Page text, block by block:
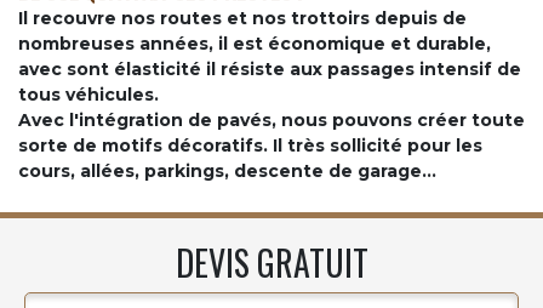
Il recouvre nos routes et nos trottoirs depuis de
nombreuses années, il est économique et durable,
avec sont élasticité il résiste aux passages intensif de
tous véhicules.
Avec l'intégration de pavés, nous pouvons créer toute
sorte de motifs décoratifs. Il très sollicité pour les
cours, allées, parkings, descente de garage...
DEVIS GRATUIT